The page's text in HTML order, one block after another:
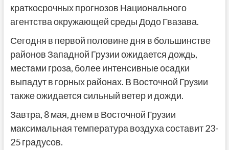
краткосрочных прогнозов Национального
агентства окружающей среды Додо Гвазава.
Сегодня в первой половине дня в большинстве
районов Западной Грузии ожидается дождь,
местами гроза, более интенсивные осадки
выпадут в горных районах. В Восточной Грузии
также ожидается сильный ветер и дожди.
Завтра, 8 мая, днем в Восточной Грузии
максимальная температура воздуха составит 23-
25 градусов.